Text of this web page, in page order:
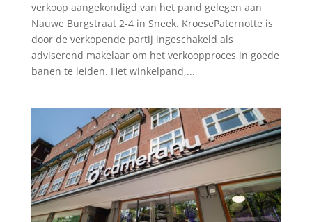
verkoop aangekondigd van het pand gelegen aan
Nauwe Burgstraat 2-4 in Sneek. KroesePaternotte is
door de verkopende partij ingeschakeld als
adviserend makelaar om het verkoopproces in goede
banen te leiden. Het winkelpand,...